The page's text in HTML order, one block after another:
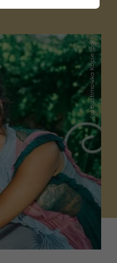
(c) bastimowka Kopie.jpg